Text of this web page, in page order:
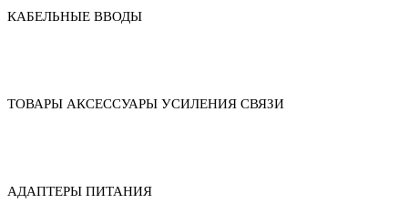
КАБЕЛЬНЫЕ ВВОДЫ
ТОВАРЫ АКСЕССУАРЫ УСИЛЕНИЯ СВЯЗИ
АДАПТЕРЫ ПИТАНИЯ